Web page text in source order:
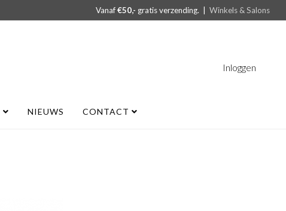
Vanaf€50,- gratis verzending. |Winkels & Salons
Inloggen
NIEUWS CONTACT